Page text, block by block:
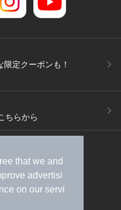
that we and
advertisi
on our servi
定クーポンも！
ちらから
広告出稿のご案内
MEMBERS+規約
ヘルプ
採用情報